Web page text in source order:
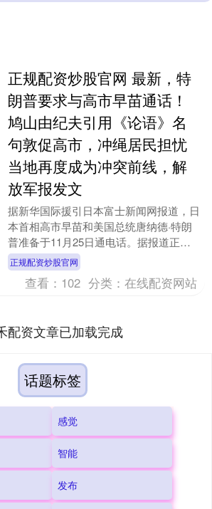
正规配资炒股官网 最新，特
朗普要求与高市早苗通话！
鸠山由纪夫引用《论语》名
句敦促高市，冲绳居民担忧
当地再度成为冲突前线，解
放军报发文
据新华国际援引日本富士新闻网报道，日
本首相高市早苗和美国总统唐纳德·特朗
普准备于11月25日通电话。据报道正规
配资炒股官网，此次通话要求是特朗普方
面提出的。 另....
正规配资炒股官网
查看： 102 分类：在线配资网站
配资文章已加载完成
话题标签
感觉
智能
发布